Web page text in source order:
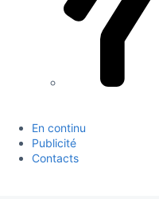
En continu
Publicité
Contacts